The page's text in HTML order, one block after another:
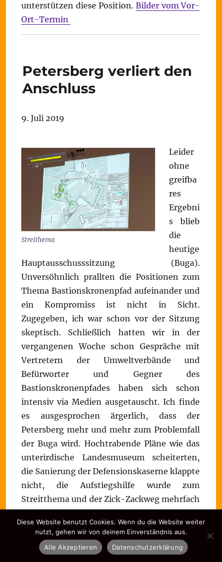
unterstützen diese Position. Bilder vom Vor-
Ort-Termin
Petersberg verliert den
Anschluss
9. Juli 2019
Streithema
Leider
ohne
greifba
res
Ergebni
s blieb
die
heutige
Hauptausschusssitzung (Buga).
Unversöhnlich prallten die Positionen zum
Thema Bastionskronenpfad aufeinander und
ein Kompromiss ist nicht in Sicht.
Zugegeben, ich war schon vor der Sitzung
skeptisch. Schließlich hatten wir in der
vergangenen Woche schon Gespräche mit
Vertretern der Umweltverbände und
Befürworter und Gegner des
Bastionskronenpfades haben sich schon
intensiv via Medien ausgetauscht. Ich finde
es ausgesprochen ärgerlich, dass der
Petersberg mehr und mehr zum Problemfall
der Buga wird. Hochtrabende Pläne wie das
unterirdische Landesmuseum scheiterten,
die Sanierung der Defensionskaserne klappte
nicht, die Aufstiegshilfe wurde zum
Streitthema und der Zick-Zackweg mehrfach
frühzeitig verworfen und auch ein
Wiederaufbau der Peterskirche wurde nicht
in Erwägung gezogen. Zuletzt sorgten die
Diese Website benutzt Cookies. Wenn du die Website weiter
nutzt, gehen wir von deinem Einverständnis aus.
Alle Akzeptieren
Datenschutzerklärung